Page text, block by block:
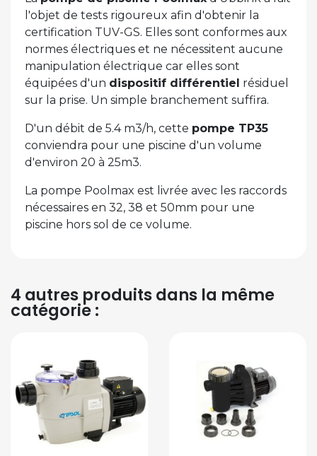
l'objet de tests rigoureux afin d'obtenir la
certification TUV-GS. Elles sont conformes aux
normes électriques et ne nécessitent aucune
manipulation électrique car elles sont
équipées d'un dispositif différentiel résiduel
sur la prise. Un simple branchement suffira.
D'un débit de 5.4 m3/h, cette pompe TP35
conviendra pour une piscine d'un volume
d'environ 20 à 25m3.
La pompe Poolmax est livrée avec les raccords
nécessaires en 32, 38 et 50mm pour une
piscine hors sol de ce volume.
4 autres produits dans la même
catégorie :